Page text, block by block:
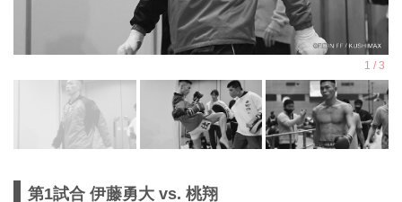
第1試合 伊藤勇大 vs. 桃翔